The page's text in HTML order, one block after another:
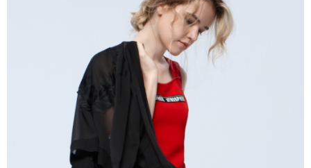
2.付款方式選擇「大哥付你分期」，訂單成立後會自動跳轉到大哥付的交易
流程，驗證手機門號後，選擇欲分期的期數、繳款截止日，確認付款後即完
3.實際核准額度、可分期數及費用金額請依後續交易確認頁面所載為準。
4.訂單成立30分鐘內，如未前往確認交易或遇審核未通過，訂單將自動取
消。如遇「轉專審核」未通過狀況，表示未達大哥付你分期系統評分，恕無
法說明評估內容。
【繳款方式說明】
1.分期款項不併入電信帳單，「大哥付你分期」於每月結算日後寄送繳費提
2.透過簡訊連結打開帳單後，可選擇「超商條碼／台灣大直營門市／銀行轉
帳／街口支付／iPASS MONEY」等通路繳費。
AFTEE先享後付是「在收到商品之後才付款」的支付方式。 讓您購物簡單
１．簡單：不需註冊會員、不需綁卡、不需儲值。
２．便利：只要手機號碼，簡訊認證，即可結帳。
３．安心：先確認商品／服務後，再付款。
【「AFTEE先享後付」結帳流程】
１．於結帳方式選擇「AFTEE先享後付」後，將跳轉至「AFTEE先享後付」
結帳頁面，進行簡訊認證並確認金額後，即可完成結帳。
２．訂單成立數日內，您將收到繳費通知簡訊。
３．收到繳費通知簡訊後14天內，點擊此簡訊中的連結，可透過四大超商／
每筆NT$120，滿NT$2,000(含以上)免運費
每筆NT$120，滿NT$2,000(含以上)免運費